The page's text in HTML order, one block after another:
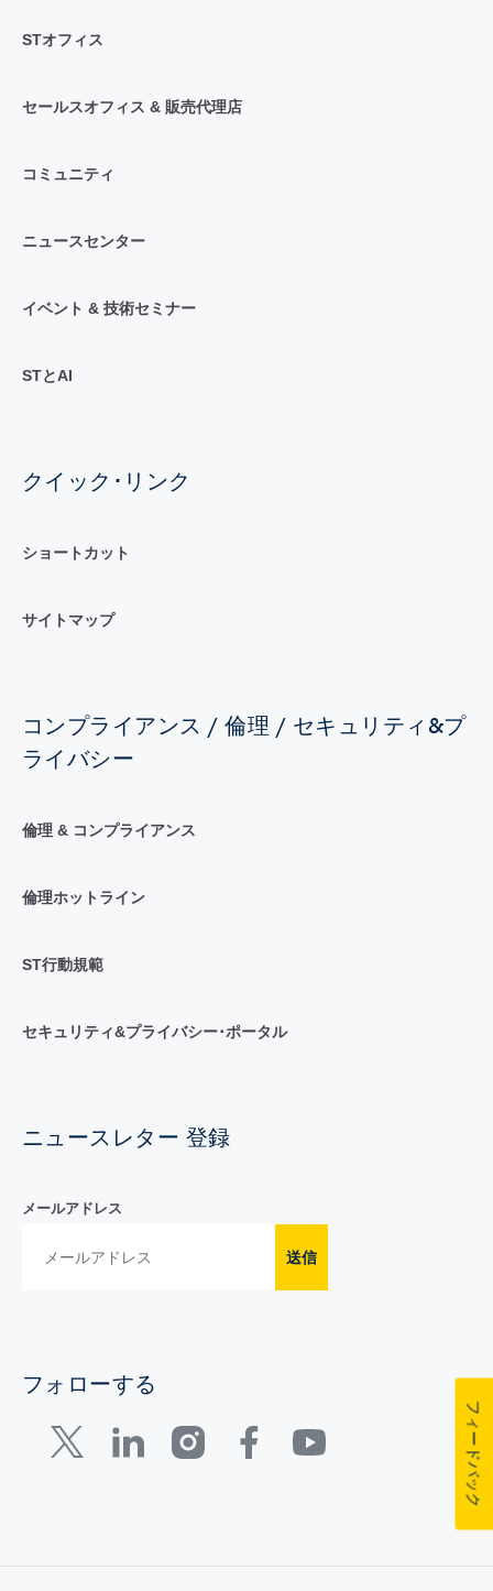
STオフィス
セールスオフィス & 販売代理店
コミュニティ
ニュースセンター
イベント & 技術セミナー
STとAI
クイック･リンク
ショートカット
サイトマップ
コンプライアンス / 倫理 / セキュリティ&プ
ライバシー
倫理 & コンプライアンス
倫理ホットライン
ST行動規範
セキュリティ&プライバシー･ポータル
ニュースレター 登録
メールアドレス
送信
フォローする
フィードバック